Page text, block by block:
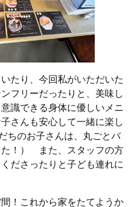
たり、今回私がいただいた
フリーだったりと、美味し
識できる身体に優しいメニ
さんも安心して一緒に楽し
ちのお子さんは、丸ごとバ
！） また、スタッフの方
ださったりと子ども連れに
！これから家をたてようか